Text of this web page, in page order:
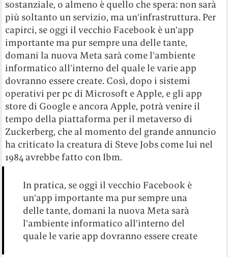
sostanziale, o almeno è quello che spera: non sarà
più soltanto un servizio, ma un’infrastruttura. Per
capirci, se oggi il vecchio Facebook è un’app
importante ma pur sempre una delle tante,
domani la nuova Meta sarà come l’ambiente
informatico all’interno del quale le varie app
dovranno essere create. Così, dopo i sistemi
operativi per pc di Microsoft e Apple, e gli app
store di Google e ancora Apple, potrà venire il
tempo della piattaforma per il metaverso di
Zuckerberg, che al momento del grande annuncio
ha criticato la creatura di Steve Jobs come lui nel
1984 avrebbe fatto con Ibm.
In pratica, se oggi il vecchio Facebook è
un’app importante ma pur sempre una
delle tante, domani la nuova Meta sarà
l’ambiente informatico all’interno del
quale le varie app dovranno essere create